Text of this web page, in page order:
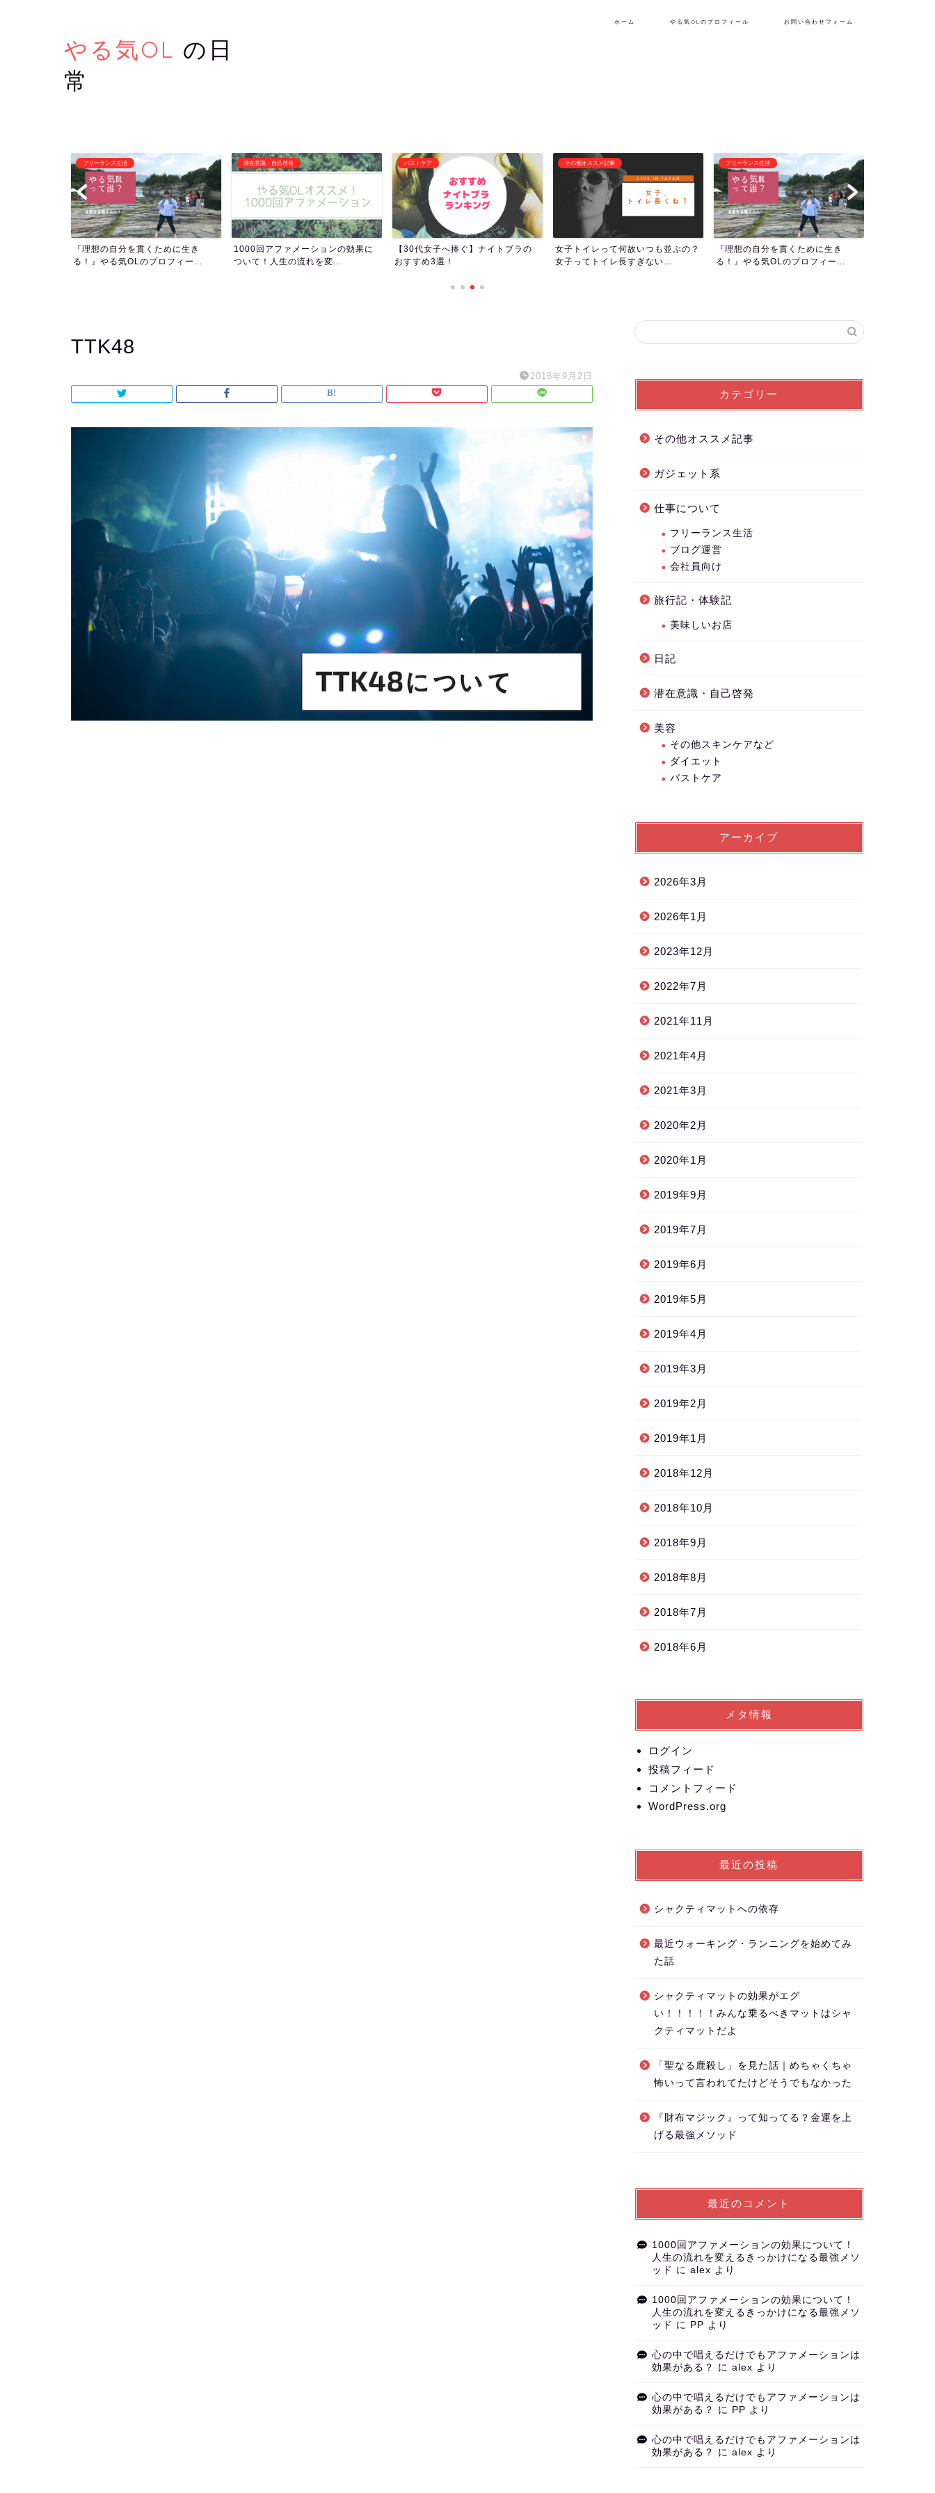
やる気OL の日
常
ホーム やる気OLのプロフィール お問い合わせフォーム
フリーランス生活
『理想の自分を貫くために生き
る！』やる気OLのプロフィー...
潜在意識・自己啓発
1000回アファメーションの効果に
ついて！人生の流れを変...
バストケア
【30代女子へ捧ぐ】ナイトブラの
おすすめ3選！
その他オススメ記事
女子トイレって何故いつも並ぶの？
女子ってトイレ長すぎない...
フリーランス生活
『理想の自分を貫くために生き
る！』やる気OLのプロフィー...
TTK48
2018年9月2日
カテゴリー
その他オススメ記事
ガジェット系
仕事について
フリーランス生活
ブログ運営
会社員向け
旅行記・体験記
美味しいお店
日記
潜在意識・自己啓発
美容
その他スキンケアなど
ダイエット
バストケア
アーカイブ
2026年3月
2026年1月
2023年12月
2022年7月
2021年11月
2021年4月
2021年3月
2020年2月
2020年1月
2019年9月
2019年7月
2019年6月
2019年5月
2019年4月
2019年3月
2019年2月
2019年1月
2018年12月
2018年10月
2018年9月
2018年8月
2018年7月
2018年6月
メタ情報
ログイン
投稿フィード
コメントフィード
WordPress.org
最近の投稿
シャクティマットへの依存
最近ウォーキング・ランニングを始めてみ
た話
シャクティマットの効果がエグ
い！！！！！みんな乗るべきマットはシャ
クティマットだよ
「聖なる鹿殺し」を見た話｜めちゃくちゃ
怖いって言われてたけどそうでもなかった
『財布マジック』って知ってる？金運を上
げる最強メソッド
最近のコメント
1000回アファメーションの効果について！
人生の流れを変えるきっかけになる最強メソ
ッド に alex より
1000回アファメーションの効果について！
人生の流れを変えるきっかけになる最強メソ
ッド に PP より
心の中で唱えるだけでもアファメーションは
効果がある？
に alex より
心の中で唱えるだけでもアファメーションは
効果がある？
に PP より
心の中で唱えるだけでもアファメーションは
効果がある？
に alex より